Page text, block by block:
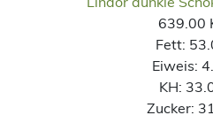
639.00
Fett:
Eiweis:
KH:
Zucker: